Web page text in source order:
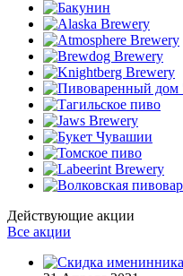
Действующие акции
Все акции